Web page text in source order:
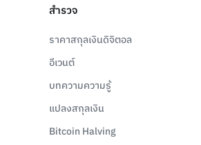
สำรวจ
ราคาสกุลเงินดิจิตอล
อีเวนต์
บทความความรู้
แปลงสกุลเงิน
Bitcoin Halving